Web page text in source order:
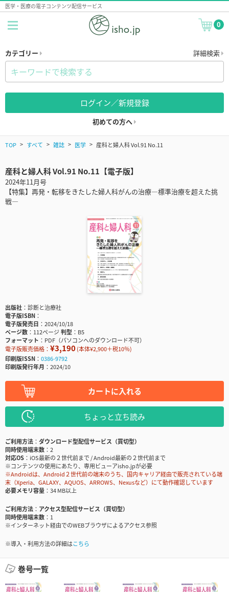
医学・医療の電子コンテンツ配信サービス
0
カテゴリー 詳細検索
ログイン／新規登録
初めての方へ
TOP すべて 雑誌 医学 産科と婦人科 Vol.91 No.11
産科と婦人科 Vol.91 No.11【電子版】
2024年11月号
【特集】再発・転移をきたした婦人科がんの治療―標準治療を超えた挑
戦―
出版社
診断と治療社
電子版ISBN
電子版発売日
2024/10/18
ページ数
112ページ判型
B5
フォーマット
PDF（パソコンへのダウンロード不可）
電子版販売価格： ¥3,190(本体¥2,900＋税10％)
印刷版ISSN
0386-9792
印刷版発行年月
2024/10
カートに入れる
ちょっと立ち読み
ご利用方法
ダウンロード型配信サービス（買切型）
同時使用端末数
2
対応OS
iOS最新の２世代前まで / Android最新の２世代前まで
※コンテンツの使用にあたり、専用ビューアisho.jpが必要
※Androidは、Android２世代前の端末のうち、国内キャリア経由で販売されている端
末（Xperia、GALAXY、AQUOS、ARROWS、Nexusなど）にて動作確認しています
必要メモリ容量
34 MB以上
ご利用方法
アクセス型配信サービス（買切型）
同時使用端末数
1
※インターネット経由でのWEBブラウザによるアクセス参照
※導入・利用方法の詳細はこちら
巻号一覧